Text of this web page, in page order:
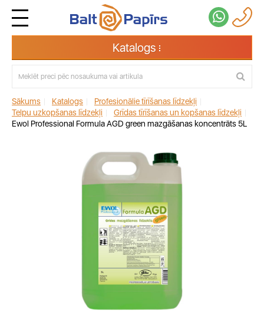
Katalogs
Sākums Katalogs Profesionālie tīrīšanas līdzekļi
Telpu uzkopšanas līdzekļi
Grīdas tīrīšanas un kopšanas līdzekļi
Ewol Professional Formula AGD green mazgāšanas koncentrāts 5L